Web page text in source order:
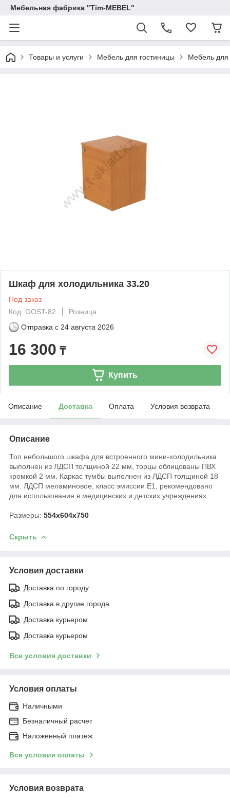
Мебельная фабрика "Tim-MEBEL"
Товары и услуги Мебель для гостиницы Мебель для
Шкаф для холодильника 33.20
Под заказ
Код: GOST-82
Розница
Отправка с 24 августа 2026
16 300 ₸
Купить
Описание Доставка Оплата Условия возврата
Описание
Топ небольшого шкафа для встроенного мини-холодильника
выполнен из ЛДСП толщиной 22 мм, торцы облицованы ПВХ
кромкой 2 мм. Каркас тумбы выполнен из ЛДСП толщиной 18
мм. ЛДСП меламиновое, класс эмиссии Е1, рекомендовано
для использования в медицинских и детских учреждениях.
Размеры: 554х604х750
Скрыть
Условия доставки
Доставка по городу
Доставка в другие города
Доставка курьером
Доставка курьером
Все условия доставки
Условия оплаты
Наличными
Безналичный расчет
Наложенный платеж
Все условия оплаты
Условия возврата